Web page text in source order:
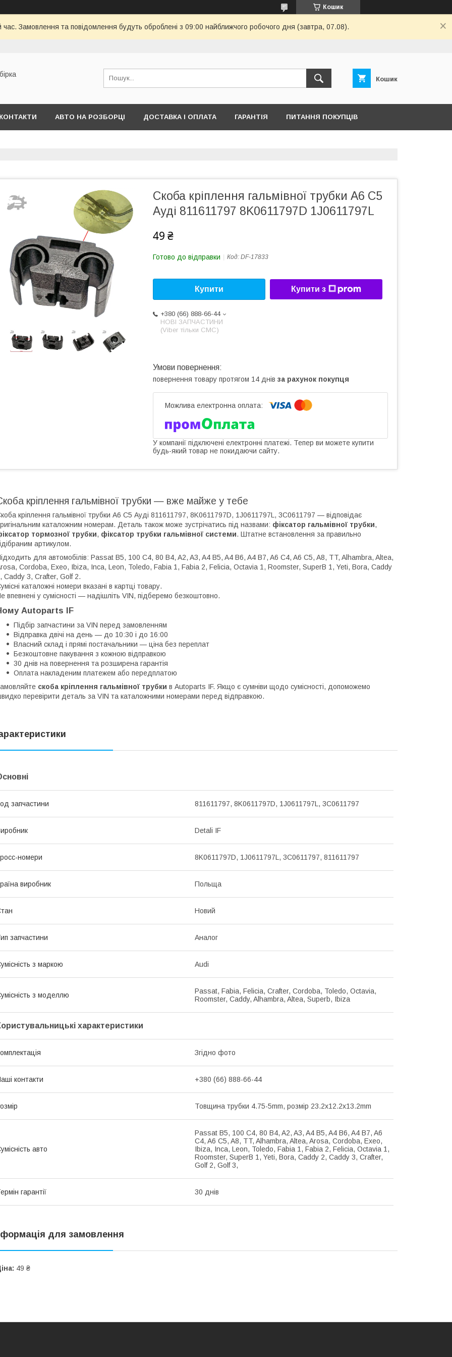
Кошик
час. Замовлення та повідомлення будуть оброблені з 09:00 найближчого робочого дня (завтра, 07.08).
Кошик
КОНТАКТИ АВТО НА РОЗБОРЦІ ДОСТАВКА І ОПЛАТА ГАРАНТІЯ ПИТАННЯ ПОКУПЦІВ
Cкоба кріплення гальмівної трубки А6 С5
Ауді 811611797 8K0611797D 1J0611797L
49 ₴
Готово до відправки Код: DF-17833
Купити Купити з
+380 (66) 888-66-44
НОВІ ЗАПЧАСТИНИ
(Viber тільки СМС)
повернення товару протягом 14 днів за рахунок покупця
У компанії підключені електронні платежі. Тепер ви можете купити
будь-який товар не покидаючи сайту.
кріплення гальмівної трубки — вже майже у тебе
кріплення гальмівної трубки А6 С5 Ауді 811611797, 8K0611797D, 1J0611797L, 3C0611797 — відповідає
каталожним номерам. Деталь також може зустрічатись під назвами: фіксатор гальмівної трубки,
тормозної трубки, фіксатор трубки гальмівної системи. Штатне встановлення за правильно
артикулом.
для автомобілів: Passat B5, 100 C4, 80 B4, A2, A3, A4 B5, A4 B6, A4 B7, A6 C4, A6 C5, A8, TT, Alhambra, Altea,
Cordoba, Exeo, Ibiza, Inca, Leon, Toledo, Fabia 1, Fabia 2, Felicia, Octavia 1, Roomster, SuperB 1, Yeti, Bora, Caddy
Caddy 3, Crafter, Golf 2.
каталожні номери вказані в картці товару.
впевнені у сумісності — надішліть VIN, підберемо безкоштовно.
Autoparts IF
Підбір запчастини за VIN перед замовленням
Відправка двічі на день — до 10:30 і до 16:00
Власний склад і прямі постачальники — ціна без переплат
Безкоштовне пакування з кожною відправкою
30 днів на повернення та розширена гарантія
Оплата накладеним платежем або передплатою
cкоба кріплення гальмівної трубки в Autoparts IF. Якщо є сумніви щодо сумісності, допоможемо
перевірити деталь за VIN та каталожними номерами перед відправкою.
запчастини 811611797, 8K0611797D, 1J0611797L, 3C0611797
Detali IF
номери 8K0611797D, 1J0611797L, 3C0611797, 811611797
виробник Польща
Новий
запчастини Аналог
з маркою Audi
з моделлю
Passat, Fabia, Felicia, Crafter, Cordoba, Toledo, Octavia,
Roomster, Caddy, Alhambra, Altea, Superb, Ibiza
характеристики
Згідно фото
контакти +380 (66) 888-66-44
Товщина трубки 4.75-5mm, розмір 23.2x12.2x13.2mm
авто
Passat B5, 100 C4, 80 B4, A2, A3, A4 B5, A4 B6, A4 B7, A6
C4, A6 C5, A8, TT, Alhambra, Altea, Arosa, Cordoba, Exeo,
Ibiza, Inca, Leon, Toledo, Fabia 1, Fabia 2, Felicia, Octavia 1,
Roomster, SuperB 1, Yeti, Bora, Caddy 2, Caddy 3, Crafter,
Golf 2, Golf 3,
гарантії 30 днів
для замовлення
49 ₴